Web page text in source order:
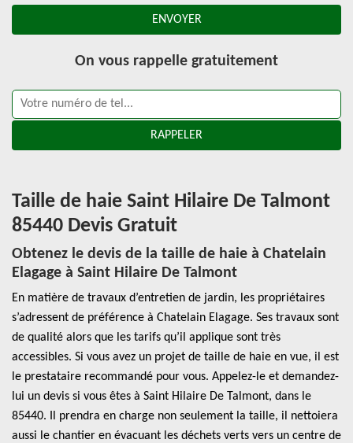
On vous rappelle gratuitement
Taille de haie Saint Hilaire De Talmont
85440 Devis Gratuit
Obtenez le devis de la taille de haie à Chatelain
Elagage à Saint Hilaire De Talmont
En matière de travaux d’entretien de jardin, les propriétaires
s’adressent de préférence à Chatelain Elagage. Ses travaux sont
de qualité alors que les tarifs qu’il applique sont très
accessibles. Si vous avez un projet de taille de haie en vue, il est
le prestataire recommandé pour vous. Appelez-le et demandez-
lui un devis si vous êtes à Saint Hilaire De Talmont, dans le
85440. Il prendra en charge non seulement la taille, il nettoiera
aussi le chantier en évacuant les déchets verts vers un centre de